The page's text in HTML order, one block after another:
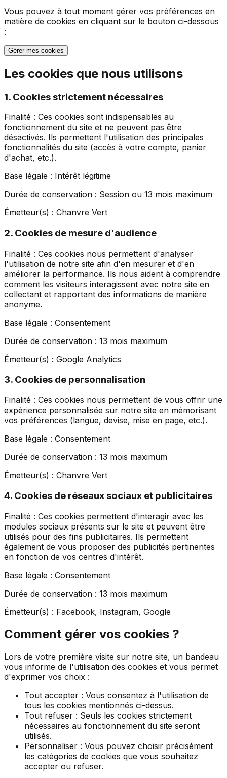
Vous pouvez à tout moment gérer vos préférences en
matière de cookies en cliquant sur le bouton ci-dessous
:
Gérer mes cookies
Les cookies que nous utilisons
1. Cookies strictement nécessaires
Finalité : Ces cookies sont indispensables au
fonctionnement du site et ne peuvent pas être
désactivés. Ils permettent l'utilisation des principales
fonctionnalités du site (accès à votre compte, panier
d'achat, etc.).
Base légale : Intérêt légitime
Durée de conservation : Session ou 13 mois maximum
Émetteur(s) : Chanvre Vert
2. Cookies de mesure d'audience
Finalité : Ces cookies nous permettent d'analyser
l'utilisation de notre site afin d'en mesurer et d'en
améliorer la performance. Ils nous aident à comprendre
comment les visiteurs interagissent avec notre site en
collectant et rapportant des informations de manière
anonyme.
Base légale : Consentement
Durée de conservation : 13 mois maximum
Émetteur(s) : Google Analytics
3. Cookies de personnalisation
Finalité : Ces cookies nous permettent de vous offrir une
expérience personnalisée sur notre site en mémorisant
vos préférences (langue, devise, mise en page, etc.).
Base légale : Consentement
Durée de conservation : 13 mois maximum
Émetteur(s) : Chanvre Vert
4. Cookies de réseaux sociaux et publicitaires
Finalité : Ces cookies permettent d'interagir avec les
modules sociaux présents sur le site et peuvent être
utilisés pour des fins publicitaires. Ils permettent
également de vous proposer des publicités pertinentes
en fonction de vos centres d'intérêt.
Base légale : Consentement
Durée de conservation : 13 mois maximum
Émetteur(s) : Facebook, Instagram, Google
Comment gérer vos cookies ?
Lors de votre première visite sur notre site, un bandeau
vous informe de l'utilisation des cookies et vous permet
d'exprimer vos choix :
Tout accepter : Vous consentez à l'utilisation de
tous les cookies mentionnés ci-dessus.
Tout refuser : Seuls les cookies strictement
nécessaires au fonctionnement du site seront
utilisés.
Personnaliser : Vous pouvez choisir précisément
les catégories de cookies que vous souhaitez
accepter ou refuser.